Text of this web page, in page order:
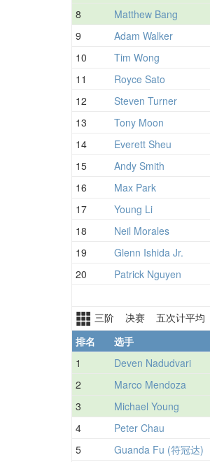
8 Matthew Bang
9 Adam Walker
10 Tim Wong
11 Royce Sato
12 Steven Turner
13 Tony Moon
14 Everett Sheu
15 Andy Smith
16 Max Park
17 Young Li
18 Neil Morales
19 Glenn Ishida Jr.
20 Patrick Nguyen
三阶 决赛 五次计平均
排名
选手
1
Deven Nadudvari
2 Marco Mendoza
3 Michael Young
4 Peter Chau
5 Guanda Fu (符冠达)